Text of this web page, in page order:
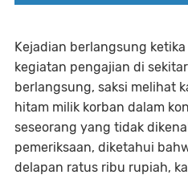
Kejadian berlangsung
kegiatan pengajian di
berlangsung, saksi melihat
hitam milik korban dalam
seseorang yang tidak
pemeriksaan, diketahui
delapan ratus ribu rupiah,